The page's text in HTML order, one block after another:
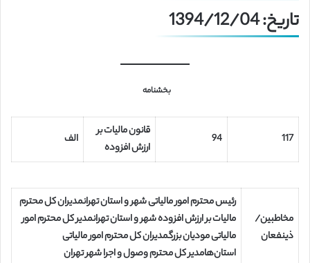
تاریخ: 1394/12/04
بخشنامه
117
94
قانون مالیات بر
ارزش افزوده
الف
مخاطبین/
ذینفعان
رئیس محترم امور مالیاتی شهر و استان تهرانمدیران کل محترم
مالیات بر ارزش افزوده شهر و استان تهرانمدیر کل محترم امور
مالیاتی مودیان بزرگمدیران کل محترم امور مالیاتی
استانهامدیر کل محترم وصول و اجرا شهر تهران